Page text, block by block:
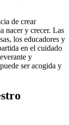
de crear
nacer y crecer. Las
los educadores y
en el cuidado
y
ser acogida y